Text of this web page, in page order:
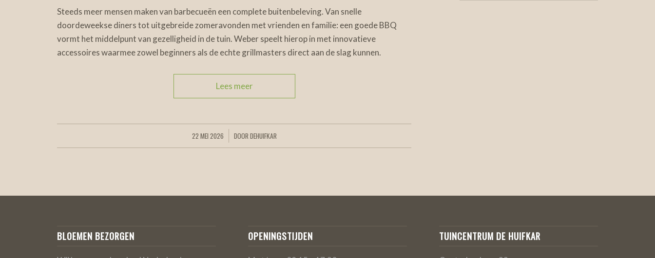
Steeds meer mensen maken van barbecueën een complete buitenbeleving. Van snelle
doordeweekse diners tot uitgebreide zomeravonden met vrienden en familie: een goede BBQ
vormt het middelpunt van gezelligheid in de tuin. Weber speelt hierop in met innovatieve
accessoires waarmee zowel beginners als de echte grillmasters direct aan de slag kunnen.
Lees meer
22 MEI 2026
/ DOOR DEHUIFKAR
BLOEMEN BEZORGEN OPENINGSTIJDEN TUINCENTRUM DE HUIFKAR